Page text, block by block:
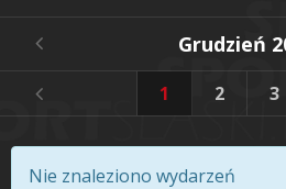
Grudzień
1 2 3
Nie znaleziono wydarzeń